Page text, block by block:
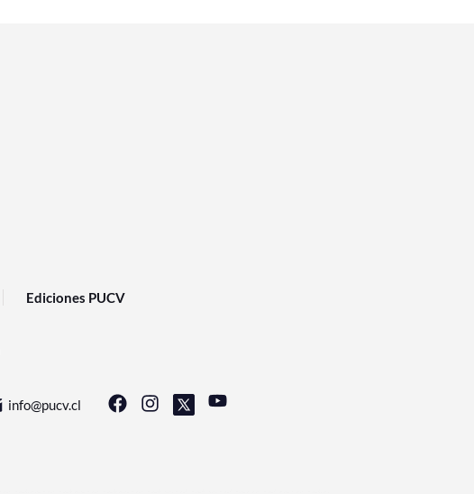
Ediciones PUCV
info@pucv.cl